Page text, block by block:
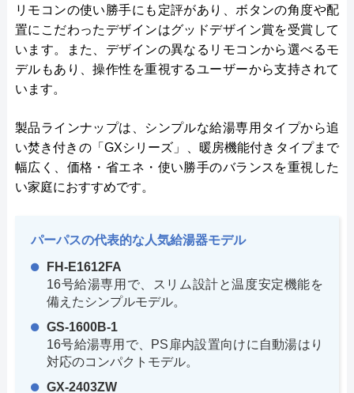
リモコンの使い勝手にも定評があり、ボタンの角度や配
置にこだわったデザインはグッドデザイン賞を受賞して
います。また、デザインの異なるリモコンから選べるモ
デルもあり、操作性を重視するユーザーから支持されて
います。
製品ラインナップは、シンプルな給湯専用タイプから追
い焚き付きの「GXシリーズ」、暖房機能付きタイプまで
幅広く、価格・省エネ・使い勝手のバランスを重視した
い家庭におすすめです。
パーパスの代表的な人気給湯器モデル
FH-E1612FA
16号給湯専用で、スリム設計と温度安定機能を
備えたシンプルモデル。
GS-1600B-1
16号給湯専用で、PS扉内設置向けに自動湯はり
対応のコンパクトモデル。
GX-2403ZW